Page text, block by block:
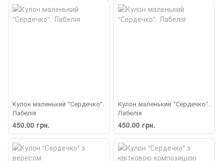
Кулон маленький "Сердечко".
Лабелія
450.00 грн.
Кулон маленький "Сердечко".
Лабелія
450.00 грн.